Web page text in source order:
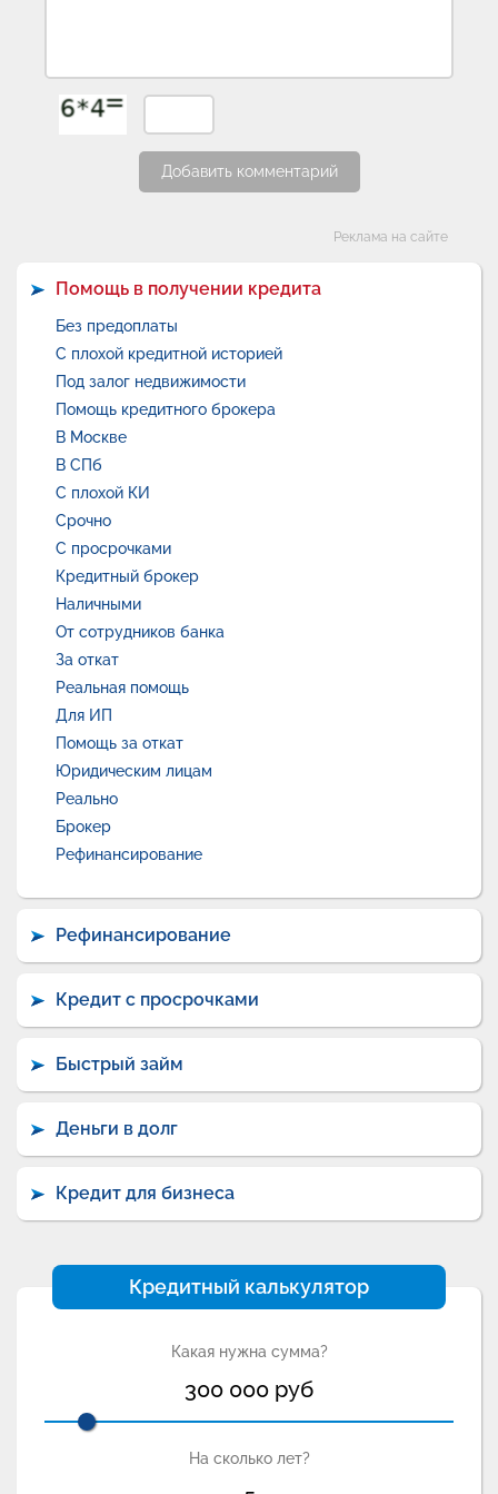
Добавить комментарий
Реклама на сайте
Помощь в получении кредита
Без предоплаты
С плохой кредитной историей
Под залог недвижимости
Помощь кредитного брокера
В Москве
В СПб
С плохой КИ
Срочно
С просрочками
Кредитный брокер
Наличными
От сотрудников банка
За откат
Реальная помощь
Для ИП
Помощь за откат
Юридическим лицам
Реально
Брокер
Рефинансирование
Рефинансирование
Кредит с просрочками
Быстрый займ
Деньги в долг
Кредит для бизнеса
Кредитный калькулятор
Какая нужна сумма?
300 000 руб
На сколько лет?